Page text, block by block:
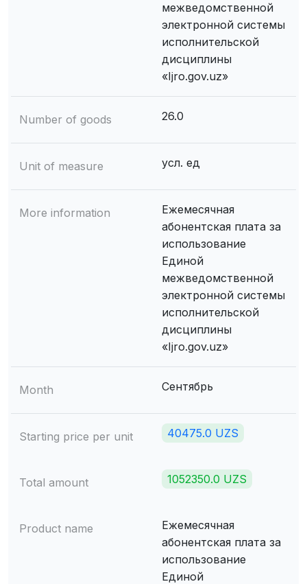
межведомственной
электронной системы
исполнительской
дисциплины
«Ijro.gov.uz»
Number of goods 26.0
Unit of measure усл. ед
More information
Ежемесячная
абонентская плата за
использование
Единой
межведомственной
электронной системы
исполнительской
дисциплины
«Ijro.gov.uz»
Month Сентябрь
Starting price per unit 40475.0 UZS
Total amount 1052350.0 UZS
Product name
Ежемесячная
абонентская плата за
использование
Единой